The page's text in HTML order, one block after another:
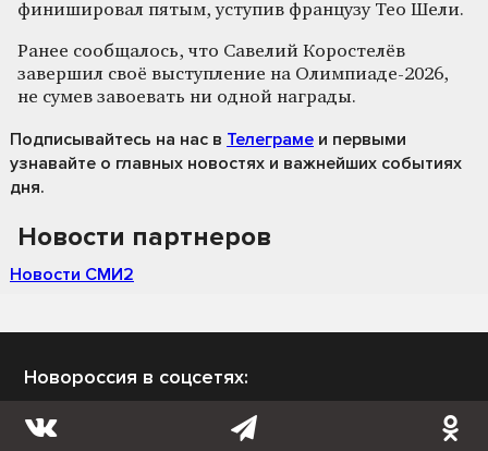
финишировал пятым, уступив французу Тео Шели.
Ранее сообщалось, что Савелий Коростелёв
завершил своё выступление на Олимпиаде-2026,
не сумев завоевать ни одной награды.
Подписывайтесь на нас в Телеграме и первыми
узнавайте о главных новостях и важнейших событиях
дня.
Новости партнеров
Новости СМИ2
Новороссия в соцсетях: